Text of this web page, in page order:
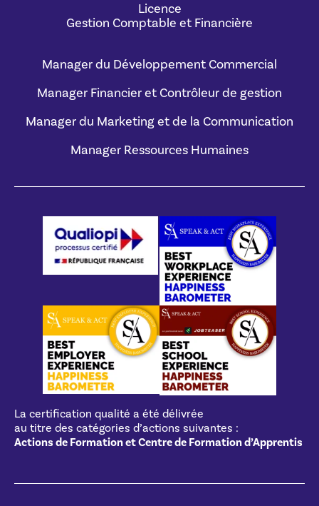
Licence
Gestion Comptable et Financière
Manager du Développement Commercial
Manager Financier et Contrôleur de gestion
Manager du Marketing et de la Communication
Manager Ressources Humaines
La certification qualité a été délivrée
au titre des catégories d’actions suivantes :
Actions de Formation et Centre de Formation d’Apprentis